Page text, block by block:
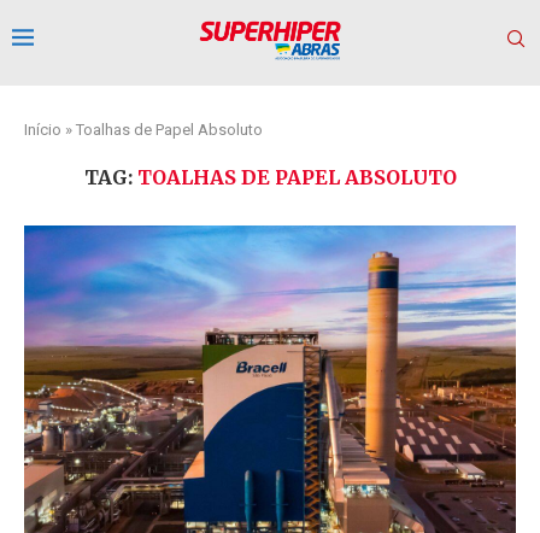
Início » Toalhas de Papel Absoluto
TAG: TOALHAS DE PAPEL ABSOLUTO